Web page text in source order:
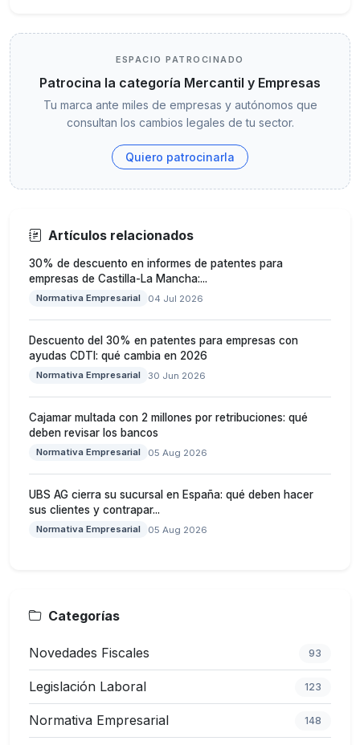
ESPACIO PATROCINADO
Patrocina la categoría Mercantil y Empresas
Tu marca ante miles de empresas y autónomos que
consultan los cambios legales de tu sector.
Quiero patrocinarla
Artículos relacionados
30% de descuento en informes de patentes para
empresas de Castilla-La Mancha:...
Normativa Empresarial 04 Jul 2026
Descuento del 30% en patentes para empresas con
ayudas CDTI: qué cambia en 2026
Normativa Empresarial 30 Jun 2026
Cajamar multada con 2 millones por retribuciones: qué
deben revisar los bancos
Normativa Empresarial 05 Aug 2026
UBS AG cierra su sucursal en España: qué deben hacer
sus clientes y contrapar...
Normativa Empresarial 05 Aug 2026
Categorías
Novedades Fiscales 93
Legislación Laboral 123
Normativa Empresarial 148